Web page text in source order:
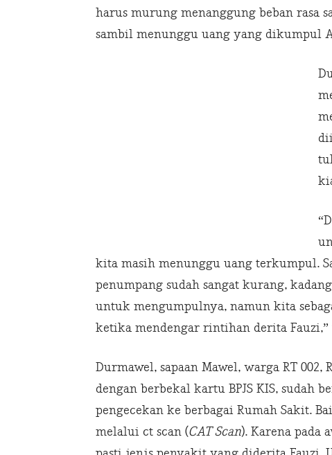
harus murung menanggung beban rasa
sambil menunggu uang yang dikumpul
kita masih menunggu uang terkumpul.
penumpang sudah sangat kurang,
untuk mengumpulnya, namun kita
ketika mendengar rintihan derita Fauzi,”
Durmawel, sapaan Mawel, warga RT 002,
dengan berbekal kartu BPJS KIS, sudah
pengecekan ke berbagai Rumah Sakit.
melalui ct scan (CAT Scan). Karena pada